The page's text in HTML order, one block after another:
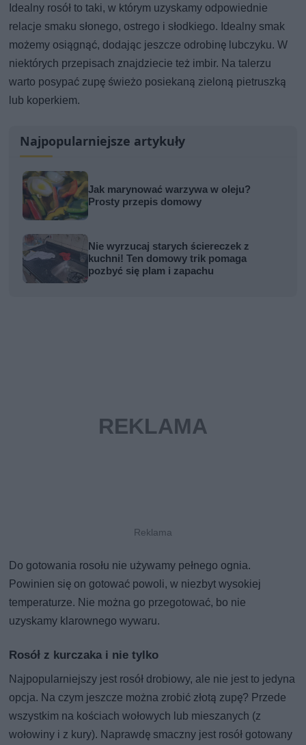
Idealny rosół to taki, w którym uzyskamy odpowiednie
relacje smaku słonego, ostrego i słodkiego. Idealny smak
możemy osiągnąć, dodając jeszcze odrobinę lubczyku. W
niektórych przepisach znajdziecie też imbir. Na talerzu
warto posypać zupę świeżo posiekaną zieloną pietruszką
lub koperkiem.
Najpopularniejsze artykuły
Jak marynować warzywa w oleju?
Prosty przepis domowy
Nie wyrzucaj starych ściereczek z
kuchni! Ten domowy trik pomaga
pozbyć się plam i zapachu
Do gotowania rosołu nie używamy pełnego ognia.
Powinien się on gotować powoli, w niezbyt wysokiej
temperaturze. Nie można go przegotować, bo nie
uzyskamy klarownego wywaru.
Rosół z kurczaka i nie tylko
Najpopularniejszy jest rosół drobiowy, ale nie jest to jedyna
opcja. Na czym jeszcze można zrobić złotą zupę? Przede
wszystkim na kościach wołowych lub mieszanych (z
wołowiny i z kury). Naprawdę smaczny jest rosół gotowany